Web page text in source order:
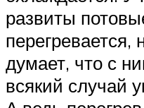
развиты
перегревается,
думает, что с
всякий случай